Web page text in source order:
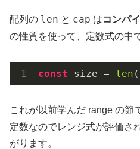
配列の len と cap はコンパ
の性質を使って、定数式の中
const size = len
これが以前学んだ range の節
定数なのでレンジ式が評価さ
がります。